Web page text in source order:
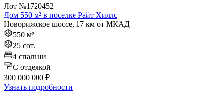
Лот №1720452
Дом 550 м² в поселке Райт Хиллс
Новорижское шоссе, 17 км от МКАД
550 м²
25 сот.
4 спальни
C отделкой
300 000 000 ₽
Узнать подробности